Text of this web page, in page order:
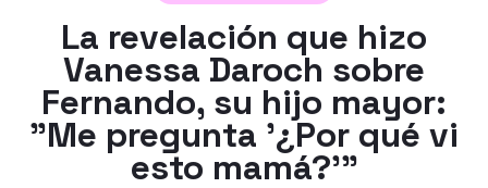
La revelación que hizo
Vanessa Daroch sobre
Fernando, su hijo mayor:
"Me pregunta '¿Por qué vi
esto mamá?'"